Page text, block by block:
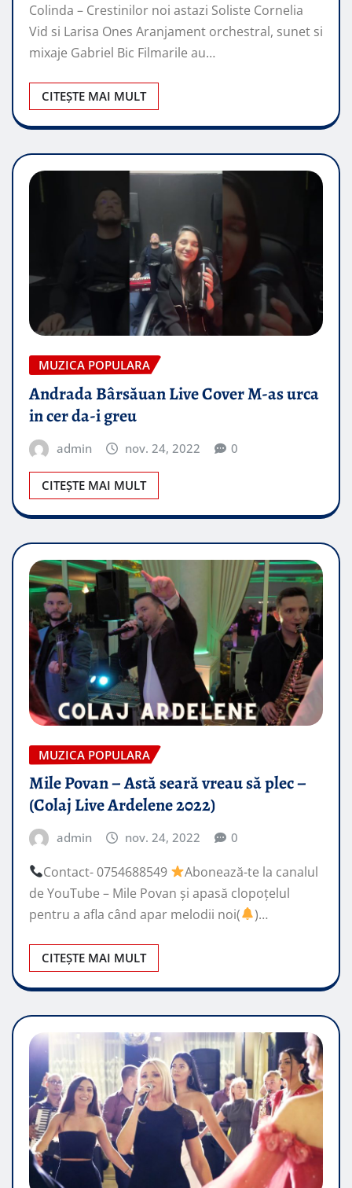
Colinda – Crestinilor noi astazi Soliste Cornelia
Vid si Larisa Ones Aranjament orchestral, sunet si
mixaje Gabriel Bic Filmarile au…
CITEȘTE MAI MULT
MUZICA POPULARA
Andrada Bârsăuan Live Cover M-as urca
in cer da-i greu
admin nov. 24, 2022 0
CITEȘTE MAI MULT
MUZICA POPULARA
Mile Povan – Astă seară vreau să plec –
(Colaj Live Ardelene 2022)
admin nov. 24, 2022 0
Contact- 0754688549
Abonează-te la canalul
de YouTube – Mile Povan și apasă clopoțelul
pentru a afla când apar melodii noi(
)…
CITEȘTE MAI MULT